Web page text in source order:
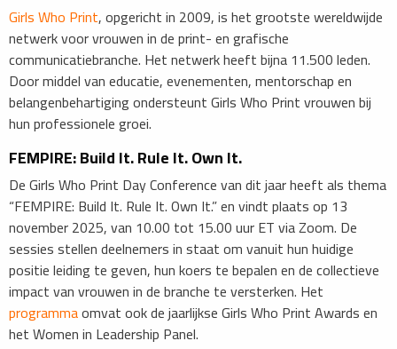
Girls Who Print, opgericht in 2009, is het grootste wereldwijde
netwerk voor vrouwen in de print- en grafische
communicatiebranche. Het netwerk heeft bijna 11.500 leden.
Door middel van educatie, evenementen, mentorschap en
belangenbehartiging ondersteunt Girls Who Print vrouwen bij
hun professionele groei.
​FEMPIRE: Build It. Rule It. Own It.
De Girls Who Print Day Conference van dit jaar heeft als thema
“FEMPIRE: Build It. Rule It. Own It.” en vindt plaats op 13
november 2025, van 10.00 tot 15.00 uur ET via Zoom. De
sessies stellen deelnemers in staat om vanuit hun huidige
positie leiding te geven, hun koers te bepalen en de collectieve
impact van vrouwen in de branche te versterken. Het
programmaomvat ook de jaarlijkse Girls Who Print Awards en
het Women in Leadership Panel.